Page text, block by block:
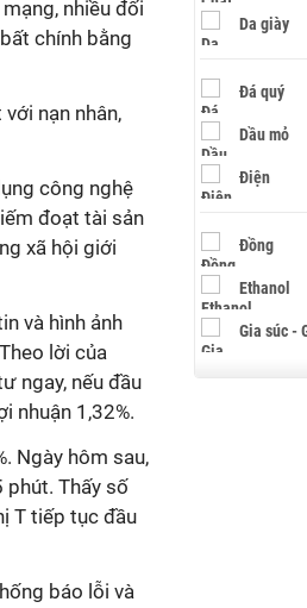
nhiều đối
chính bằng
nạn nhân,
công nghệ
đoạt tài sản
xã hội giới
và hình ảnh
lời của
ngay, nếu đầu
nhuận 1,32%.
Ngày hôm sau,
phút. Thấy số
T tiếp tục đầu
báo lỗi và
Da giày
Đá quý
Dầu mỏ
Điện
Đồng
Ethanol
Gia súc -